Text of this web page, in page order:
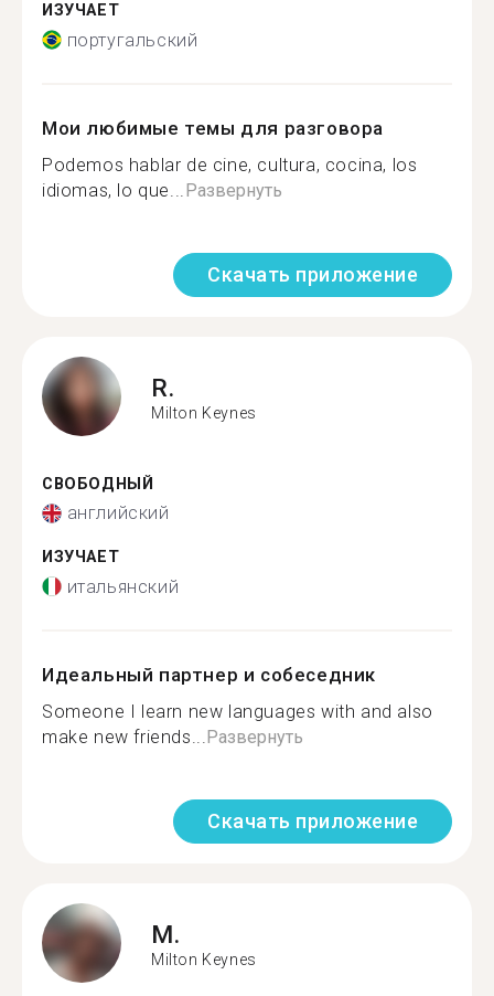
ИЗУЧАЕТ
португальский
Мои любимые темы для разговора
Podemos hablar de cine, cultura, cocina, los
idiomas, lo que... Развернуть
Скачать приложение
R.
Milton Keynes
СВОБОДНЫЙ
английский
ИЗУЧАЕТ
итальянский
Идеальный партнер и собеседник
Someone I learn new languages with and also
make new friends... Развернуть
Скачать приложение
M.
Milton Keynes